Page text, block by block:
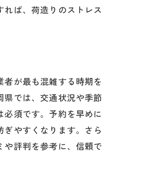
ば、荷造りのストレス
が最も混雑する時期を
では、交通状況や季節
須です。予約を早めに
やすくなります。さら
評判を参考に、信頼で